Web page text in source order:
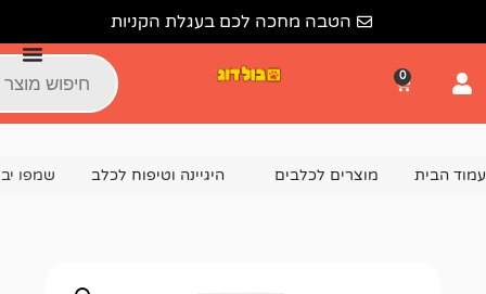
הטבה מחכה לכם בעגלת הקניות
לכלבים היגיינה וטיפוח לכלב שמפו יבש לכלבים bio – ביו מג'יק 150 גרם